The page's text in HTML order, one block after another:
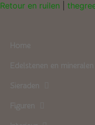
Retour en ruilen